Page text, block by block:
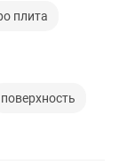
плита
поверхность